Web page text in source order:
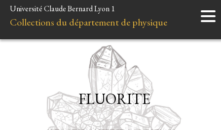
Accueil
Instruments
Liens et ressources
Université Claude Bernard Lyon 1
Collections du département de physique
FLUORITE